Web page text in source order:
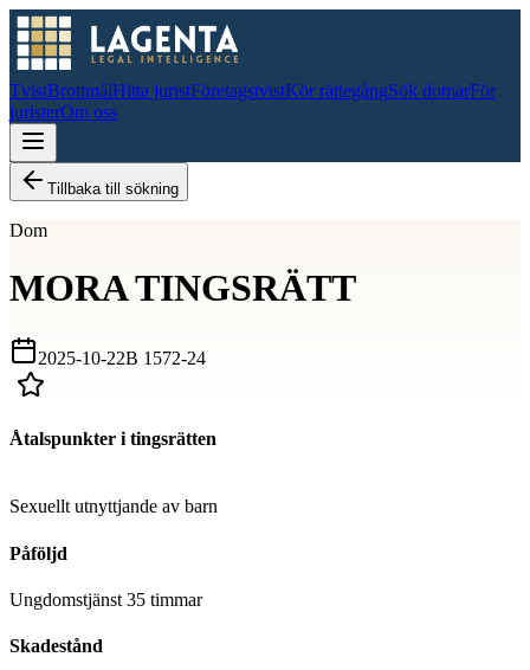
TvistBrottmålHitta juristFöretagstvistKör rättegångSök domarFör
juristerOm oss
Tillbaka till sökning
Dom
MORA TINGSRÄTT
2025-10-22B 1572-24
Åtalspunkter i tingsrätten
Sexuellt utnyttjande av barn
Påföljd
Ungdomstjänst 35 timmar
Skadestånd